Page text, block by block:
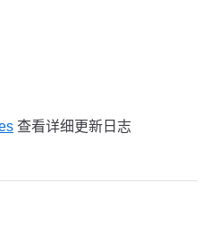
查看详细更新日志